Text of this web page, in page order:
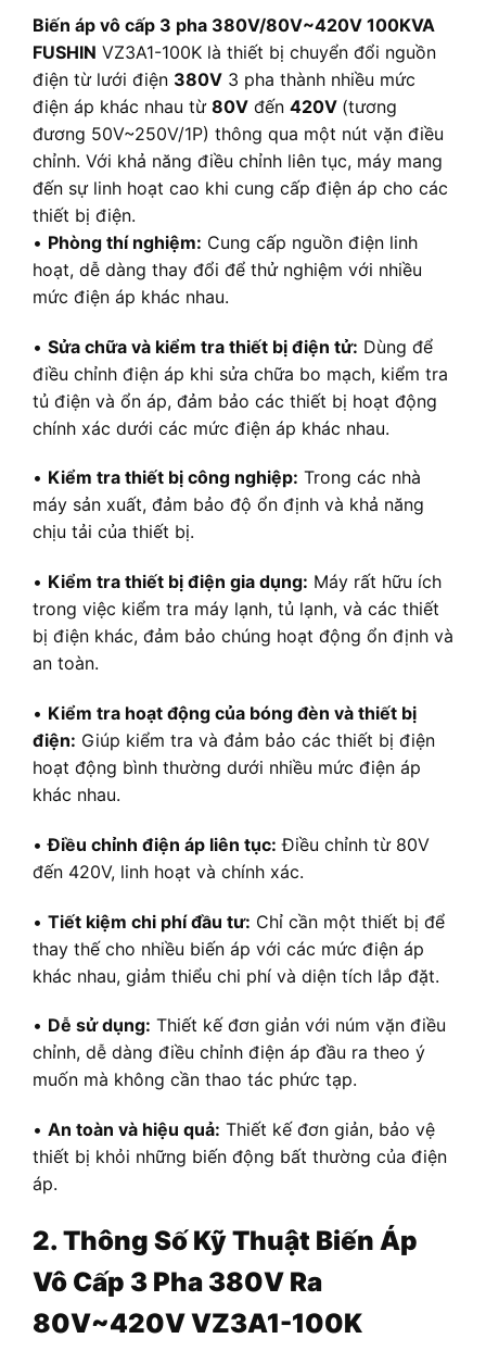
Biến áp vô cấp 3 pha 380V/80V~420V 100KVA
FUSHIN VZ3A1-100K là thiết bị chuyển đổi nguồn
điện từ lưới điện 380V 3 pha thành nhiều mức
điện áp khác nhau từ 80V đến 420V (tương
đương 50V~250V/1P) thông qua một nút vặn điều
chỉnh. Với khả năng điều chỉnh liên tục, máy mang
đến sự linh hoạt cao khi cung cấp điện áp cho các
thiết bị điện.
• Phòng thí nghiệm: Cung cấp nguồn điện linh
hoạt, dễ dàng thay đổi để thử nghiệm với nhiều
mức điện áp khác nhau.
• Sửa chữa và kiểm tra thiết bị điện tử: Dùng để
điều chỉnh điện áp khi sửa chữa bo mạch, kiểm tra
tủ điện và ổn áp, đảm bảo các thiết bị hoạt động
chính xác dưới các mức điện áp khác nhau.
• Kiểm tra thiết bị công nghiệp: Trong các nhà
máy sản xuất, đảm bảo độ ổn định và khả năng
chịu tải của thiết bị.
• Kiểm tra thiết bị điện gia dụng: Máy rất hữu ích
trong việc kiểm tra máy lạnh, tủ lạnh, và các thiết
bị điện khác, đảm bảo chúng hoạt động ổn định và
an toàn.
• Kiểm tra hoạt động của bóng đèn và thiết bị
điện: Giúp kiểm tra và đảm bảo các thiết bị điện
hoạt động bình thường dưới nhiều mức điện áp
khác nhau.
•Điều chỉnh điện áp liên tục: Điều chỉnh từ 80V
đến 420V, linh hoạt và chính xác.
• Tiết kiệm chi phí đầu tư: Chỉ cần một thiết bị để
thay thế cho nhiều biến áp với các mức điện áp
khác nhau, giảm thiểu chi phí và diện tích lắp đặt.
• Dễ sử dụng: Thiết kế đơn giản với núm vặn điều
chỉnh, dễ dàng điều chỉnh điện áp đầu ra theo ý
muốn mà không cần thao tác phức tạp.
• An toàn và hiệu quả: Thiết kế đơn giản, bảo vệ
thiết bị khỏi những biến động bất thường của điện
áp.
2. Thông Số Kỹ Thuật Biến Áp
Vô Cấp 3 Pha 380V Ra
80V~420V VZ3A1-100K